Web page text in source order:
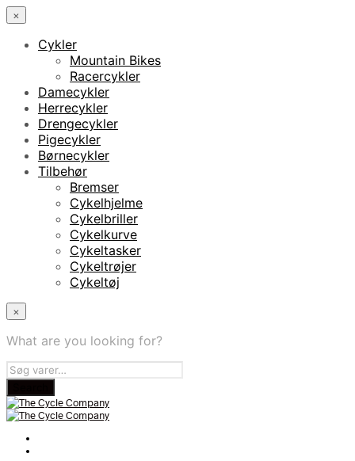
×
Cykler
Mountain Bikes
Racercykler
Damecykler
Herrecykler
Drengecykler
Pigecykler
Børnecykler
Tilbehør
Bremser
Cykelhjelme
Cykelbriller
Cykelkurve
Cykeltasker
Cykeltrøjer
Cykeltøj
×
What are you looking for?